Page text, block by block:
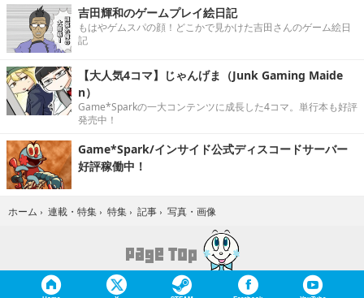
吉田輝和のゲームプレイ絵日記
もはやゲムスパの顔！どこかで見かけた吉田さんのゲーム絵日
記
【大人気4コマ】じゃんげま（Junk Gaming Maide
n）
Game*Sparkの一大コンテンツに成長した4コマ。単行本も好評
発売中！
Game*Spark/インサイド公式ディスコードサーバー
好評稼働中！
ホーム › 連載・特集 › 特集 › 記事 › 写真・画像